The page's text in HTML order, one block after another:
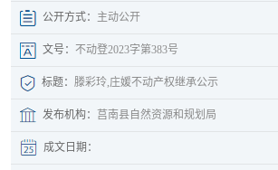
公开方式： 主动公开
文号： 不动登2023字第383号
标题： 滕彩玲,庄媛不动产权继承公示
发布机构： 莒南县自然资源和规划局
成文日期：